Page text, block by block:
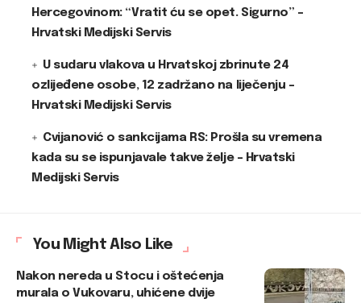
Hercegovinom: “Vratit ću se opet. Sigurno” –
Hrvatski Medijski Servis
U sudaru vlakova u Hrvatskoj zbrinute 24
ozlijeđene osobe, 12 zadržano na liječenju –
Hrvatski Medijski Servis
Cvijanović o sankcijama RS: Prošla su vremena
kada su se ispunjavale takve želje – Hrvatski
Medijski Servis
You Might Also Like
Nakon nereda u Stocu i oštećenja
murala o Vukovaru, uhićene dvije